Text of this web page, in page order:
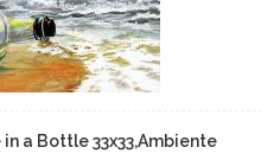
a Bottle 33x33,Ambiente